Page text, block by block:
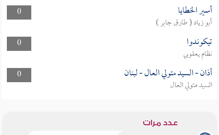
0
أسير الخطايا
أبو زياد ( طارق جابر )
0
تيكوندوا
نظام يعقوبي
0
أذان - السيد متولي العال - لبنان
السيد متولي العال
عدد مرات